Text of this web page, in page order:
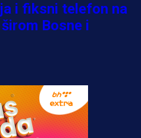
i fiksni telefon na
Bosne i